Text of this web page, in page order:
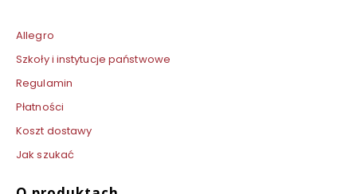
Allegro
Szkoły i instytucje państwowe
Regulamin
Płatności
Koszt dostawy
Jak szukać